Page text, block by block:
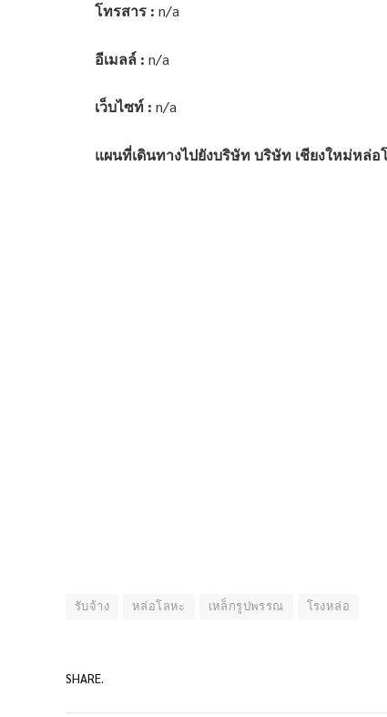
โทรสาร : n/a
อีเมลล์ : n/a
เว็บไซท์ : n/a
แผนที่เดินทางไปยังบริษัท บริษัท เชียงใหม่หล่
รับจ้าง หล่อโลหะ เหล็กรูปพรรณ โรงหล่อ
SHARE.